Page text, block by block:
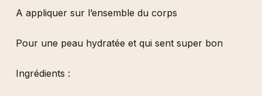
A appliquer sur l’ensemble du corps
Pour une peau hydratée et qui sent super bon
Ingrédients :